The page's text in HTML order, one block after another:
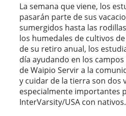
La semana que viene, los
pasarán parte de sus
sumergidos hasta las
los humedales de cultivos
de su retiro anual, los
día ayudando en los
de Waipio Servir a la
y cuidar de la tierra son dos
especialmente importantes
InterVarsity/USA con nativos.